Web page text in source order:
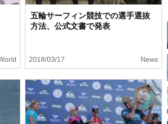
五輪サーフィン競技での選手選抜
方法、公式文書で発表
2018/03/17 News